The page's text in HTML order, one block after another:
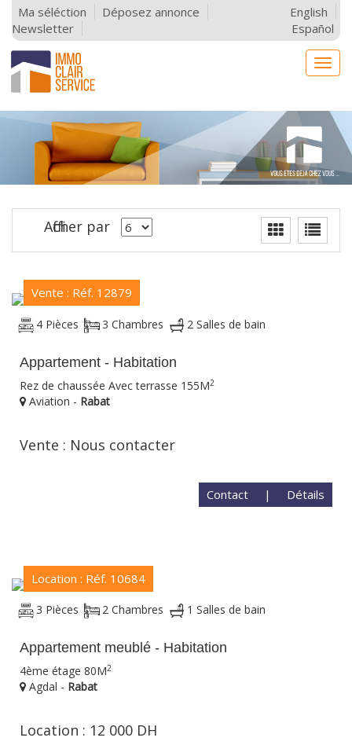
Ma séléction
Déposez annonce
Newsletter
English
Español
Afficher par
Vente : Réf. 12879
4 Pièces 3 Chambres 2 Salles de bain
Appartement - Habitation
Rez de chaussée Avec terrasse 155M2
Aviation - Rabat
Vente : Nous contacter
Détails
|
Contact
Location : Réf. 10684
3 Pièces 2 Chambres 1 Salles de bain
Appartement meublé - Habitation
4ème étage 80M2
Agdal - Rabat
Location : 12 000 DH